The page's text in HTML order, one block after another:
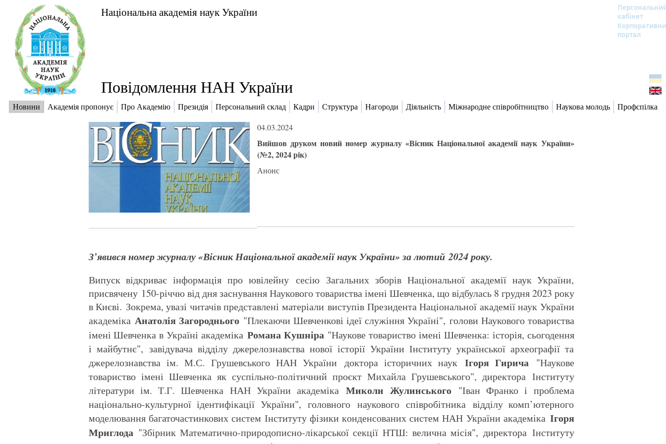
Національна академія наук України
кабінет
портал
Повідомлення НАН України
Новини Академія пропонує Про Академію Президія Персональний склад Кадри Структура Нагороди Діяльність Міжнародне співробітництво Наукова молодь Профспілка
04.03.2024
Вийшов друком новий номер журналу «Вісник Національної академії наук України»
(№2, 2024 рік)
Анонс
З’явився номер журналу «Вісник Національної академії наук України» за лютий 2024 року.
Випуск відкриває інформація про ювілейну сесію Загальних зборів Національної академії наук України,
присвячену 150-річчю від дня заснування Наукового товариства імені Шевченка, що відбулась 8 грудня 2023 року
в Києві. Зокрема, увазі читачів представлені матеріали виступів Президента Національної академії наук України
академіка Анатолія Загороднього"Плекаючи Шевченкові ідеї служіння Україні", голови Наукового товариства
імені Шевченка в Україні академіка Романа Кушніра"Наукове товариство імені Шевченка: історія, сьогодення
і майбутнє", завідувача відділу джерелознавства нової історії України Інституту української археографії та
джерелознавства ім. М.С. Грушевського НАН України доктора історичних наук Ігоря Гирича "Наукове
товариство імені Шевченка як суспільно-політичний проєкт Михайла Грушевського", директора Інституту
літератури ім. Т.Г. Шевченка НАН України академікаМиколи Жулинського "Іван Франко і проблема
національно-культурної ідентифікації України", головного наукового співробітника відділу комп’ютерного
моделювання багаточастинкових систем Інституту фізики конденсованих систем НАН України академіка Ігоря
Мриглода "Збірник Математично-природописно-лікарської секції НТШ: велична місія", директора Інституту